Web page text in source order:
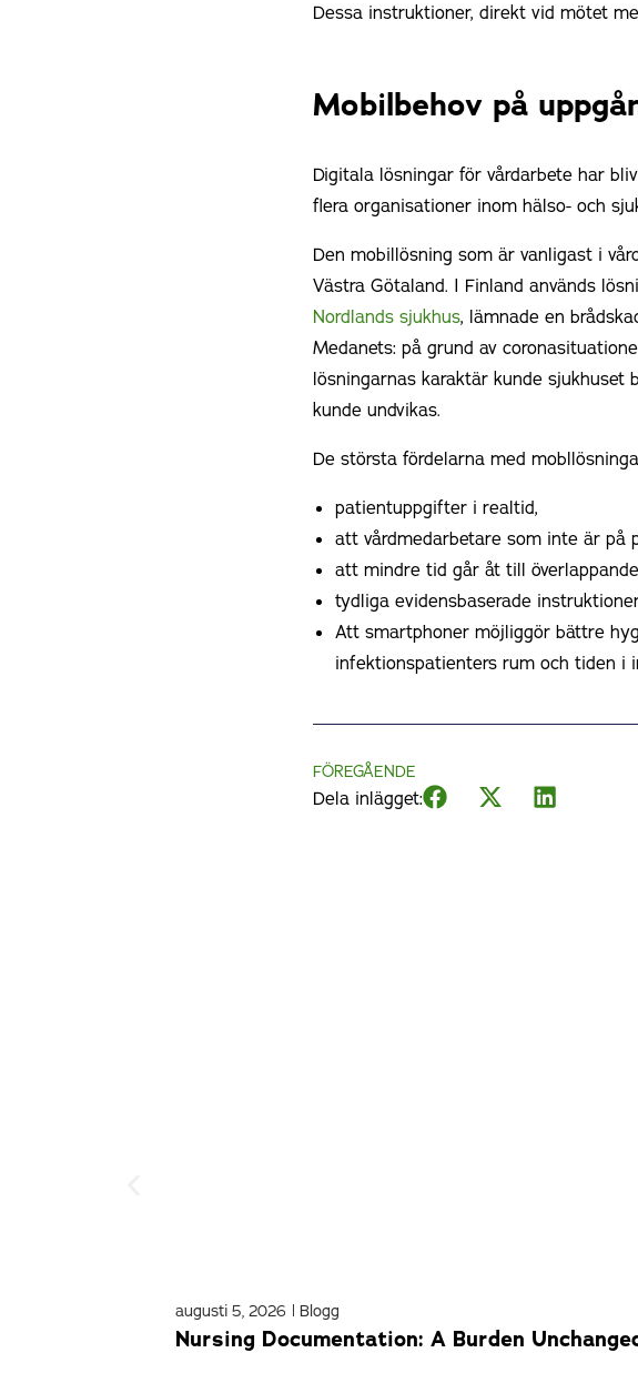
Dessa instruktioner, direkt vid mötet
Mobilbehov på
Digitala lösningar för vårdarbete har
flera organisationer inom hälso- och
Den mobillösning som är vanligast i
Västra Götaland. I Finland används
Nordlands sjukhus, lämnade en
Medanets: på grund av
lösningarnas karaktär kunde sjukhuset
kunde undvikas.
De största fördelarna med
patientuppgifter i realtid,
att vårdmedarbetare som inte är på
att mindre tid går åt till
tydliga evidensbaserade
Att smartphoner möjliggör bättre
infektionspatienters rum och tiden i
FÖREGÅENDE
Dela inlägget:
augusti 5, 2026 | Blogg
Nursing Documentation: A Burden